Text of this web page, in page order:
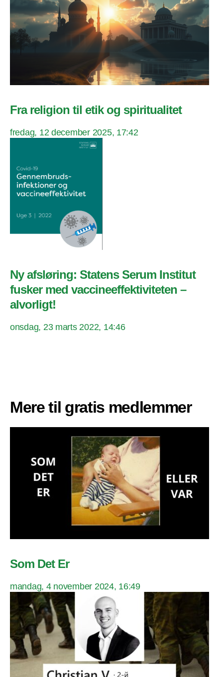
Fra religion til etik og spiritualitet
fredag, 12 december 2025, 17:42
Ny afsløring: Statens Serum Institut
fusker med vaccineeffektiviteten –
alvorligt!
onsdag, 23 marts 2022, 14:46
Mere til gratis medlemmer
Som Det Er
mandag, 4 november 2024, 16:49